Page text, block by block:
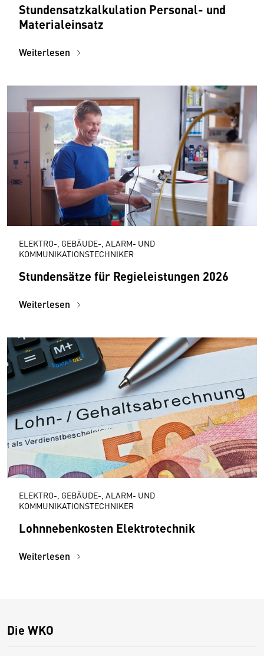
Stundensatzkalkulation Personal- und
Materialeinsatz
Weiterlesen
ELEKTRO-, GEBÄUDE-, ALARM- UND
KOMMUNIKATIONSTECHNIKER
Stundensätze für Regieleistungen 2026
Weiterlesen
ELEKTRO-, GEBÄUDE-, ALARM- UND
KOMMUNIKATIONSTECHNIKER
Lohnnebenkosten Elektrotechnik
Weiterlesen
Die WKO